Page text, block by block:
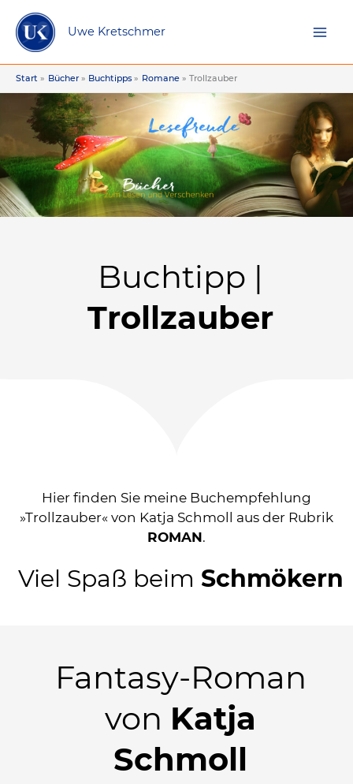
Inhalt
springen
Uwe Kretschmer
Start Bücher Buchtipps Romane Trollzauber
Buchtipp |
Trollzauber
Hier finden Sie meine Buchempfehlung
»Trollzauber« von Katja Schmoll aus der Rubrik
ROMAN.
Viel Spaß beim Schmökern
Fantasy-Roman
von Katja
Schmoll